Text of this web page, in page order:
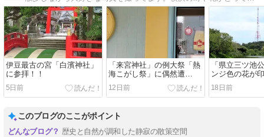
伊豆最古の宮「白濱神社」
に参拝！！
5日前
「来宮神社」の例大祭「熱
海こがし祭」に偶然遭
遇！！
12日前
「県立三ツ池
ンジ色の花が
18日前
このブログのここがポイント
歴史と自然が調和した静寂の散策空間